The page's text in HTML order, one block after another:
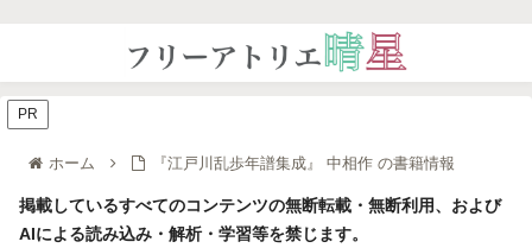
ホーム 『江戸川乱歩年譜集成』 中相作 の書籍情報
掲載しているすべてのコンテンツの無断転載・無断利用、および
AIによる読み込み・解析・学習等を禁じます。
PR